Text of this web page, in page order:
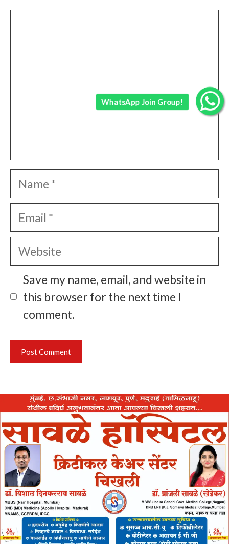
Name
Email
Website
Save my name, email, and website in
this browser for the next time I
comment.
WhatsApp Join Group!